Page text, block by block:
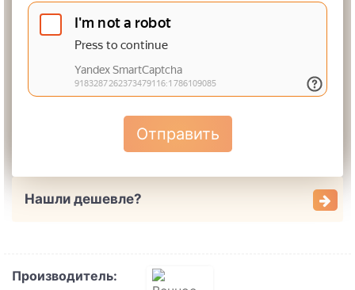
Производитель:
Отправить
Нашли дешевле?